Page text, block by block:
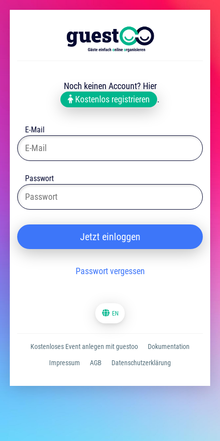
Noch keinen Account? Hier
Kostenlos registrieren
.
E-Mail
Passwort
Jetzt einloggen
Passwort vergessen
EN
Kostenloses Event anlegen mit guestoo Dokumentation
Impressum AGB Datenschutzerklärung